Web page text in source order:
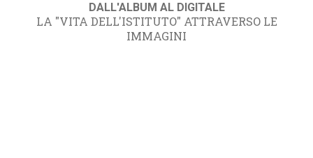
DALL'ALBUM AL DIGITALE
LA "VITA DELL'ISTITUTO" ATTRAVERSO LE
IMMAGINI